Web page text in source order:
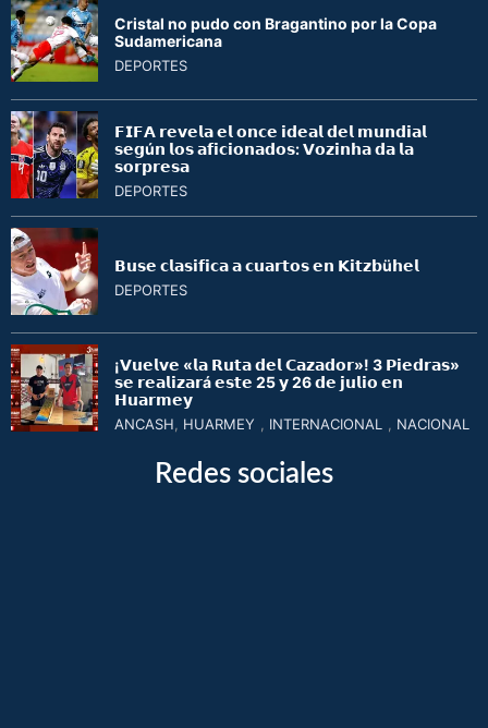
Cristal no pudo con Bragantino por la Copa
Sudamericana
DEPORTES
𝗙𝗜𝗙𝗔 𝗿𝗲𝘃𝗲𝗹𝗮 𝗲𝗹 𝗼𝗻𝗰𝗲 𝗶𝗱𝗲𝗮𝗹 𝗱𝗲𝗹 𝗺𝘂𝗻𝗱𝗶𝗮𝗹
𝘀𝗲𝗴ú𝗻 𝗹𝗼𝘀 𝗮𝗳𝗶𝗰𝗶𝗼𝗻𝗮𝗱𝗼𝘀: 𝗩𝗼𝘇𝗶𝗻𝗵𝗮 𝗱𝗮 𝗹𝗮
𝘀𝗼𝗿𝗽𝗿𝗲𝘀𝗮
DEPORTES
𝗕𝘂𝘀𝗲 𝗰𝗹𝗮𝘀𝗶𝗳𝗶𝗰𝗮 𝗮 𝗰𝘂𝗮𝗿𝘁𝗼𝘀 𝗲𝗻 𝗞𝗶𝘁𝘇𝗯ü𝗵𝗲𝗹
DEPORTES
¡𝗩𝘂𝗲𝗹𝘃𝗲 «𝗹𝗮 𝗥𝘂𝘁𝗮 𝗱𝗲𝗹 𝗖𝗮𝘇𝗮𝗱𝗼𝗿»! 3 𝗣𝗶𝗲𝗱𝗿𝗮𝘀»
𝘀𝗲 𝗿𝗲𝗮𝗹𝗶𝘇𝗮𝗿á 𝗲𝘀𝘁𝗲 25 𝘆 26 𝗱𝗲 𝗷𝘂𝗹𝗶𝗼 𝗲𝗻
𝗛𝘂𝗮𝗿𝗺𝗲𝘆
ANCASH HUARMEY INTERNACIONAL NACIONAL
Redes sociales